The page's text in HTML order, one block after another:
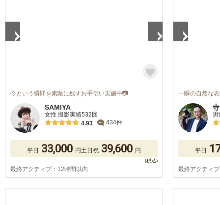
今という瞬間を素敵に残すお手伝い実施中📷
SAMIYA
女性 撮影実績532回
4.93
434件
平日 33,000 円土日祝 39,600 円
最終アクティブ：12時間以内
一瞬の自然な
平日
最終アクティ